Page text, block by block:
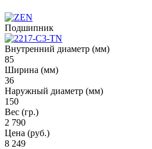
Подшипник
Внутренний диаметр (мм)
85
Ширина (мм)
36
Наружный диаметр (мм)
150
Вес (гр.)
2 790
Цена (руб.)
8 249